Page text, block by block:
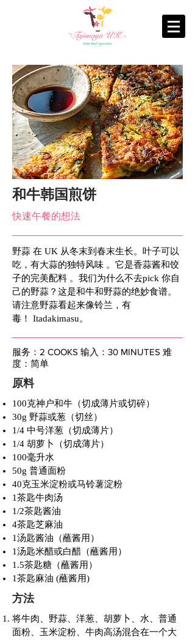
和牛韩国煎饼
快速午餐的想法
野蒜 在 UK 从冬末到春末生长。叶子可以
吃，有大蒜的独特风味 。它是香蒜酱和饺
子的完美配料 。我们为什么不去pick 你自
己的野蒜？这是和牛和野蒜的绝妙食谱。
请注意野蒜看起来像铃兰，有
毒！ Itadakimasu。
服务：2 COOKS 输入：30 MINUTES 难
度：简单
原料
100克神户和牛（切成薄片或切碎）
30g 野蒜或葱（切丝）
1/4 中号洋葱（切成薄片）
1/4 胡萝卜（切成薄片）
100毫升水
50g 普通面粉
40克玉米淀粉或马铃薯淀粉
1茶匙牛肉汤
1/2茶匙酱油
4茶匙芝麻油
1汤匙酱油（蘸酱用）
1汤匙米醋或白醋（蘸酱用）
1.5茶匙糖（蘸酱用）
1茶匙麻油 (蘸酱用)
方法
将牛肉、野蒜、洋葱、胡萝卜、水、普通
面粉、玉米淀粉、牛肉高汤混合在一个大